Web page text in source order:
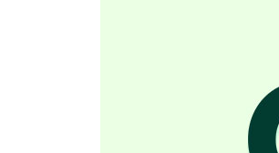
17 Psychology | ‘카마 무타’
18 Society | 공짜로 살게 해
단어 Review & 1일 1문장